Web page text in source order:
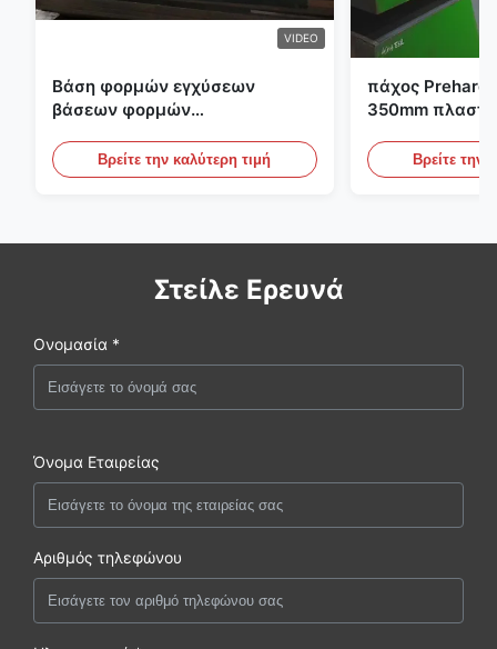
VIDEO
Βάση φορμών εγχύσεων
βάσεων φορμών
PET
Βρείτε την καλύτερη τιμή
πάχος
350mm
Βρείτε την
Στείλε Ερευνά
Ονομασία *
Όνομα Εταιρείας
Αριθμός τηλεφώνου